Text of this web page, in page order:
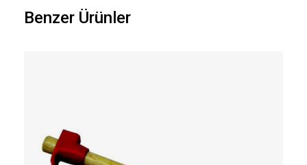
Benzer Ürünler